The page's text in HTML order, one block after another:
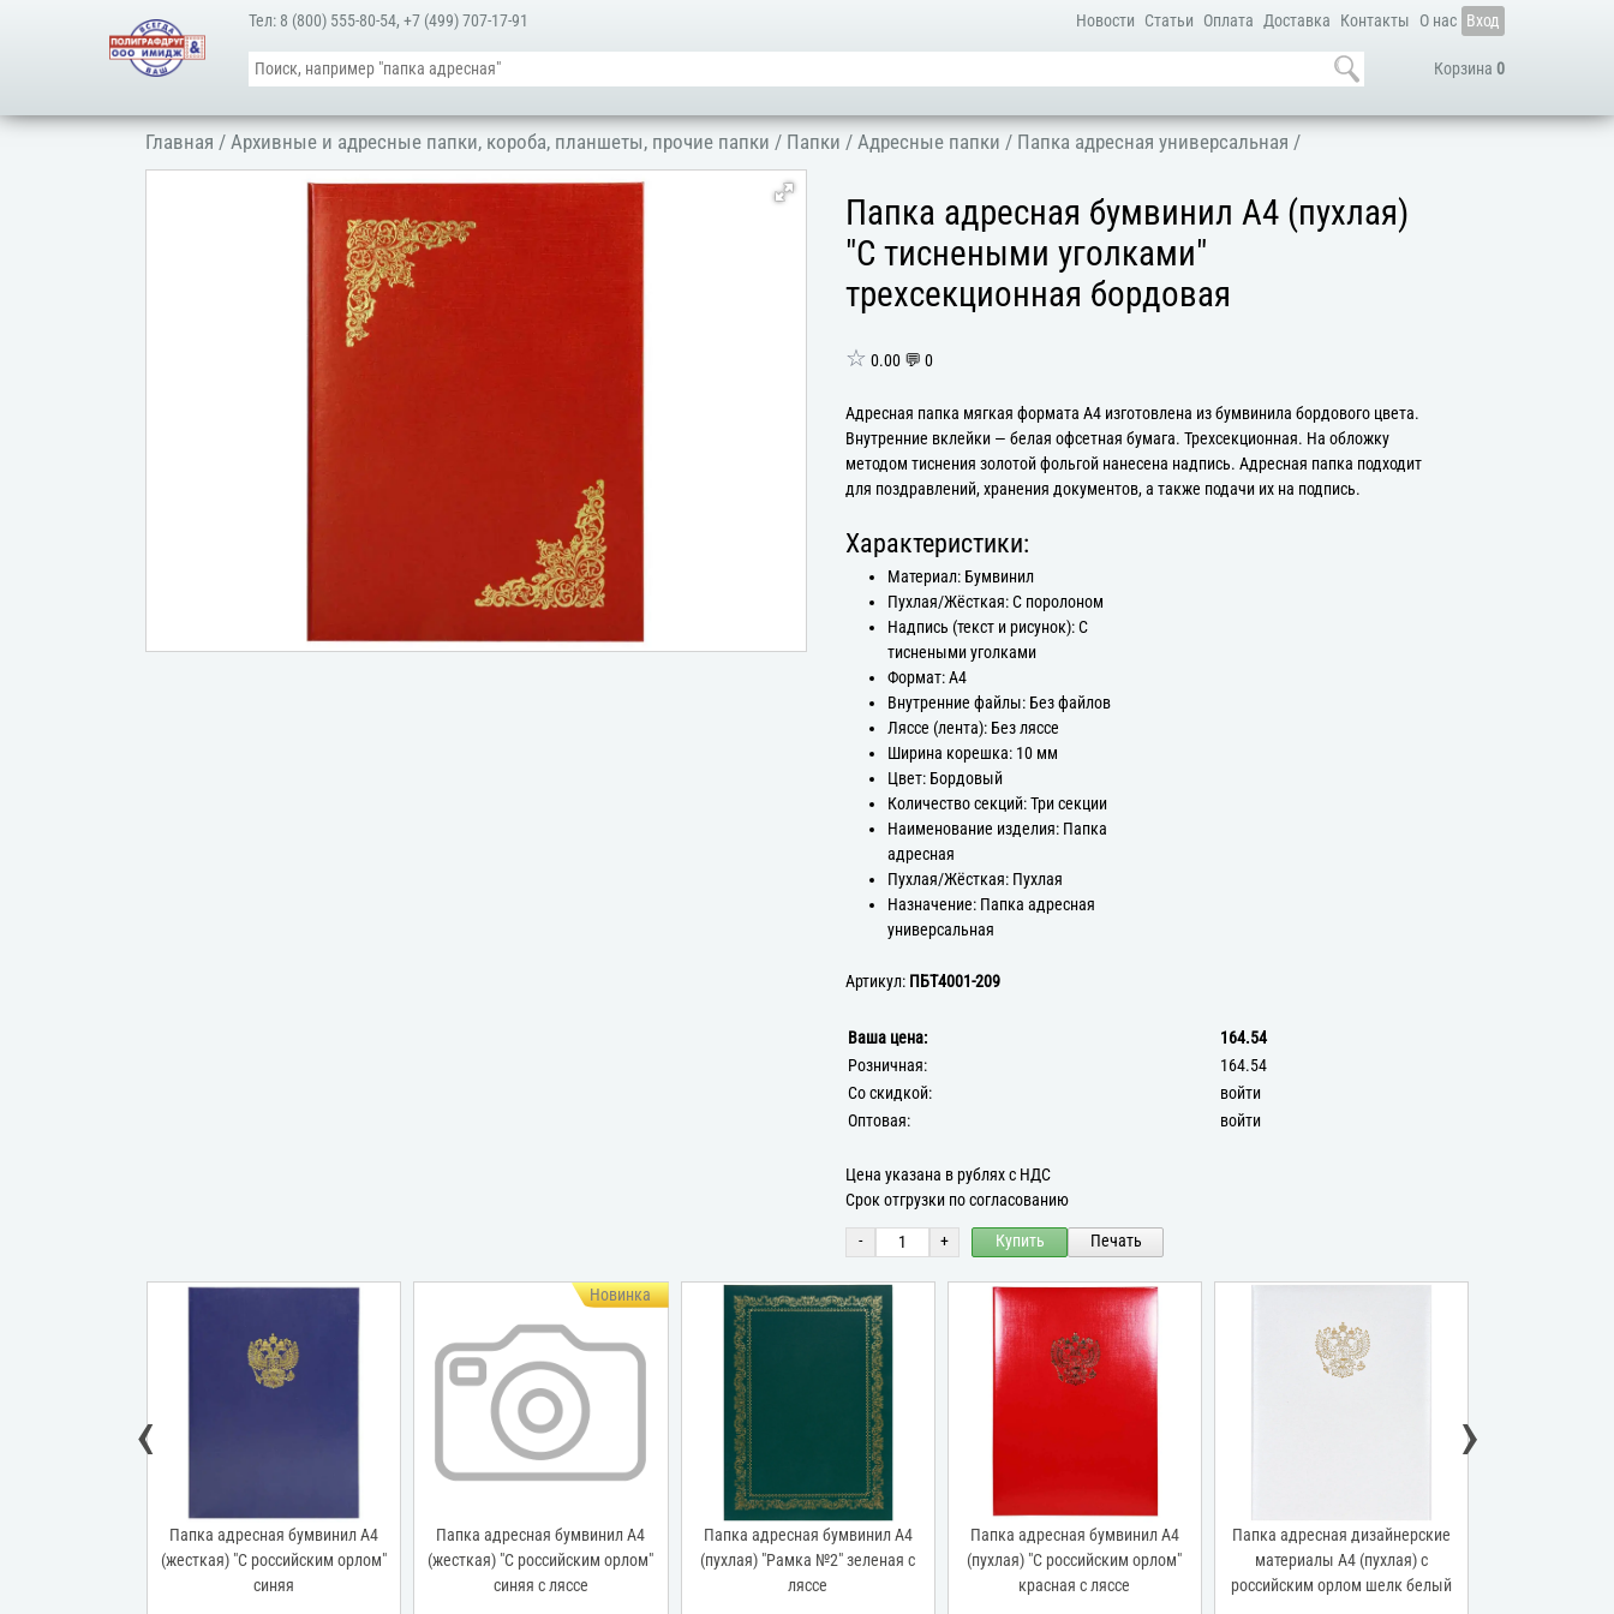
Новости Статьи Оплата Доставка Контакты О нас Вход
Корзина 0
Тел: 8 (800) 555-80-54,+7 (499) 707-17-91
Главная /Архивные и адресные папки, короба, планшеты, прочие папки / Папки /Адресные папки / Папка адресная универсальная /
Папка адресная бумвинил А4 (пухлая)
"С тиснеными уголками"
трехсекционная бордовая
☆ 0.00 💬 0
Адресная папка мягкая формата А4 изготовлена из бумвинила бордового цвета.
Внутренние вклейки — белая офсетная бумага. Трехсекционная. На обложку
методом тиснения золотой фольгой нанесена надпись. Адресная папка подходит
для поздравлений, хранения документов, а также подачи их на подпись.
Характеристики:
Материал: Бумвинил
Пухлая/Жёсткая: С поролоном
Надпись (текст и рисунок): С
тиснеными уголками
Формат: А4
Внутренние файлы: Без файлов
Ляссе (лента): Без ляссе
Ширина корешка: 10 мм
Цвет: Бордовый
Количество секций: Три секции
Наименование изделия: Папка
адресная
Пухлая/Жёсткая: Пухлая
Назначение: Папка адресная
универсальная
Артикул: ПБТ4001-209
Ваша цена:
164.54
Розничная:
164.54
Со скидкой:
войти
Оптовая:
войти
Цена указана в рублях с НДС
Срок отгрузки по согласованию
- + Купить Печать
Папка адресная бумвинил А4
(жесткая) "С российским орлом"
Папка адресная бумвинил А4
(жесткая) "С российским орлом"
синяя с ляссе
Папка адресная бумвинил А4
(пухлая) "Рамка №2" зеленая с
Папка адресная бумвинил А4
(пухлая) "С российским орлом"
красная с ляссе
Папка адресная дизайнерские
материалы А4 (пухлая) с
российским орлом шелк белый
Папка адресная
(жесткая) без тиснения
‹ ›